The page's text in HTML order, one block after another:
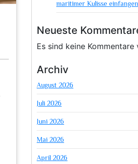
maritimer Kulisse einfangen
Neueste
Es sind keine Kommentare
Archiv
August 2026
Juli 2026
Juni 2026
Mai 2026
April 2026